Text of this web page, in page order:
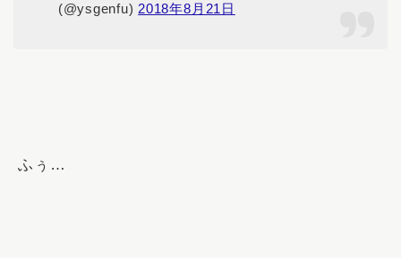
(@ysgenfu) 2018年8月21日
ふぅ…